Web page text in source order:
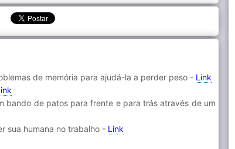
de memória para ajudá-la a perder peso - Link
bando de patos para frente e para trás através de um
sua humana no trabalho - Link